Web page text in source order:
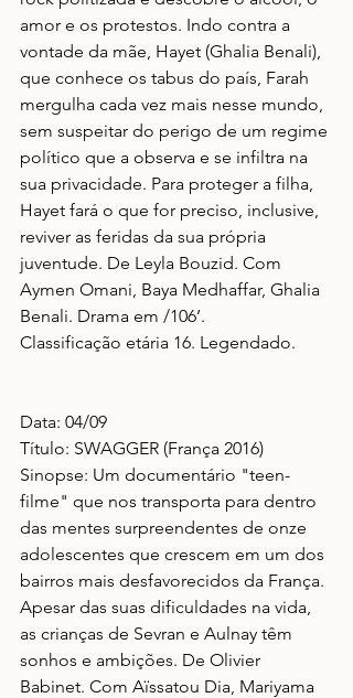
amor e os protestos. Indo contra a
vontade da mãe, Hayet (Ghalia Benali),
que conhece os tabus do país, Farah
mergulha cada vez mais nesse mundo,
sem suspeitar do perigo de um regime
político que a observa e se infiltra na
sua privacidade. Para proteger a filha,
Hayet fará o que for preciso, inclusive,
reviver as feridas da sua própria
juventude. De Leyla Bouzid. Com
Aymen Omani, Baya Medhaffar, Ghalia
Benali. Drama em /106’.
Classificação etária 16. Legendado.
Data: 04/09
Título: SWAGGER (França 2016)
Sinopse: Um documentário "teen-
filme" que nos transporta para dentro
das mentes surpreendentes de onze
adolescentes que crescem em um dos
bairros mais desfavorecidos da França.
Apesar das suas dificuldades na vida,
as crianças de Sevran e Aulnay têm
sonhos e ambições. De Olivier
Babinet. Com Aïssatou Dia, Mariyama